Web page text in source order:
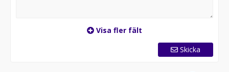
Visa fler fält
Skicka